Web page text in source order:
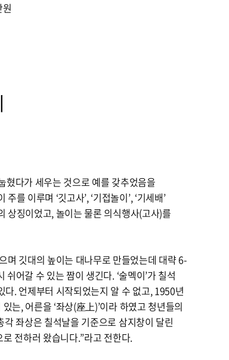
혔다가 세우는 것으로 예를 갖추었음을
이루며 ‘깃고사’, ‘기접놀이’, ‘기세배’
상징이었고, 놀이는 물론 의식행사(고사)를
며 깃대의 높이는 대나무로 만들었는데 대략 6-
어갈 수 있는 짬이 생긴다. ‘술멕이’가 칠석
다. 언제부터 시작되었는지 알 수 없고, 1950년
는, 어른을 ‘좌상(座上)’이라 하였고 청년들의
각 좌상은 칠석날을 기준으로 삼지창이 달린
전하러 왔습니다.”라고 전한다.